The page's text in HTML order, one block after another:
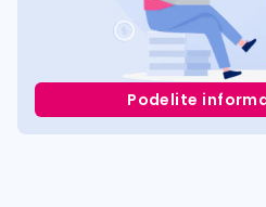
Podelite